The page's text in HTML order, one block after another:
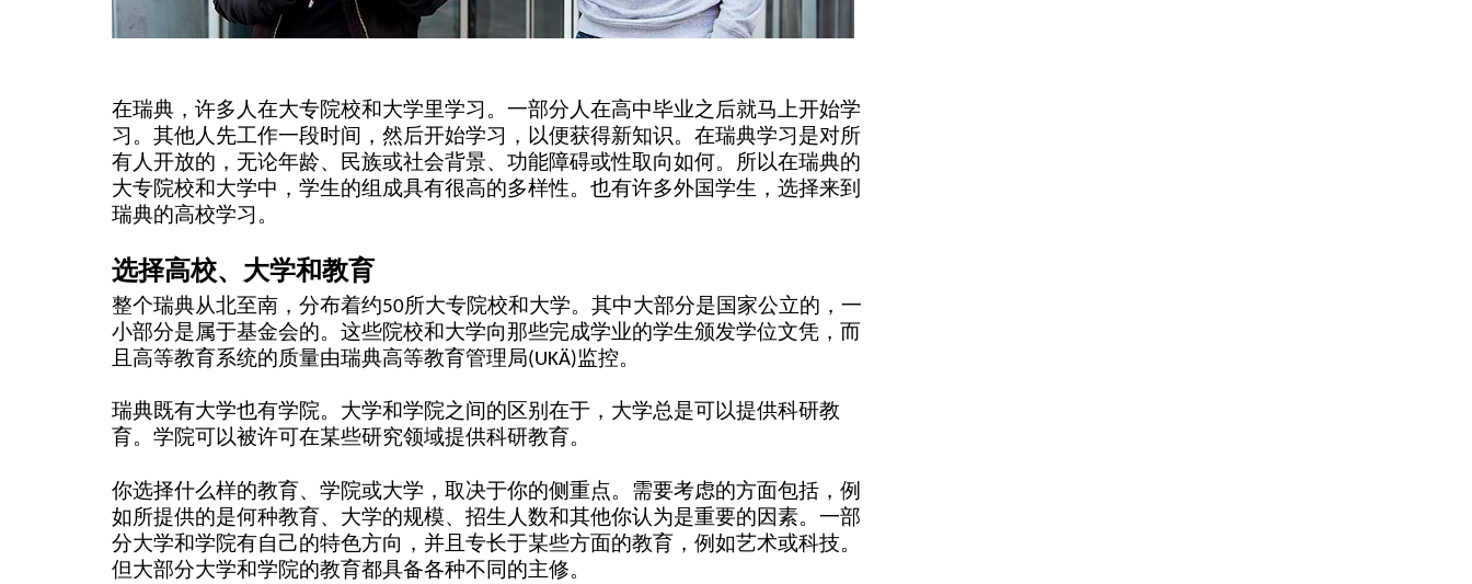
在瑞典，许多人在大专院校和大学里学习。一部分人在高中毕业之后就马上开始学
习。其他人先工作一段时间，然后开始学习，以便获得新知识。在瑞典学习是对所
有人开放的，无论年龄、民族或社会背景、功能障碍或性取向如何。所以在瑞典的
大专院校和大学中，学生的组成具有很高的多样性。也有许多外国学生，选择来到
瑞典的高校学习。
选择高校、大学和教育
整个瑞典从北至南，分布着约50所大专院校和大学。其中大部分是国家公立的，一
小部分是属于基金会的。这些院校和大学向那些完成学业的学生颁发学位文凭，而
且高等教育系统的质量由瑞典高等教育管理局(UKÄ)监控。
瑞典既有大学也有学院。大学和学院之间的区别在于，大学总是可以提供科研教
育。学院可以被许可在某些研究领域提供科研教育。
你选择什么样的教育、学院或大学，取决于你的侧重点。需要考虑的方面包括，例
如所提供的是何种教育、大学的规模、招生人数和其他你认为是重要的因素。一部
分大学和学院有自己的特色方向，并且专长于某些方面的教育，例如艺术或科技。
但大部分大学和学院的教育都具备各种不同的主修。